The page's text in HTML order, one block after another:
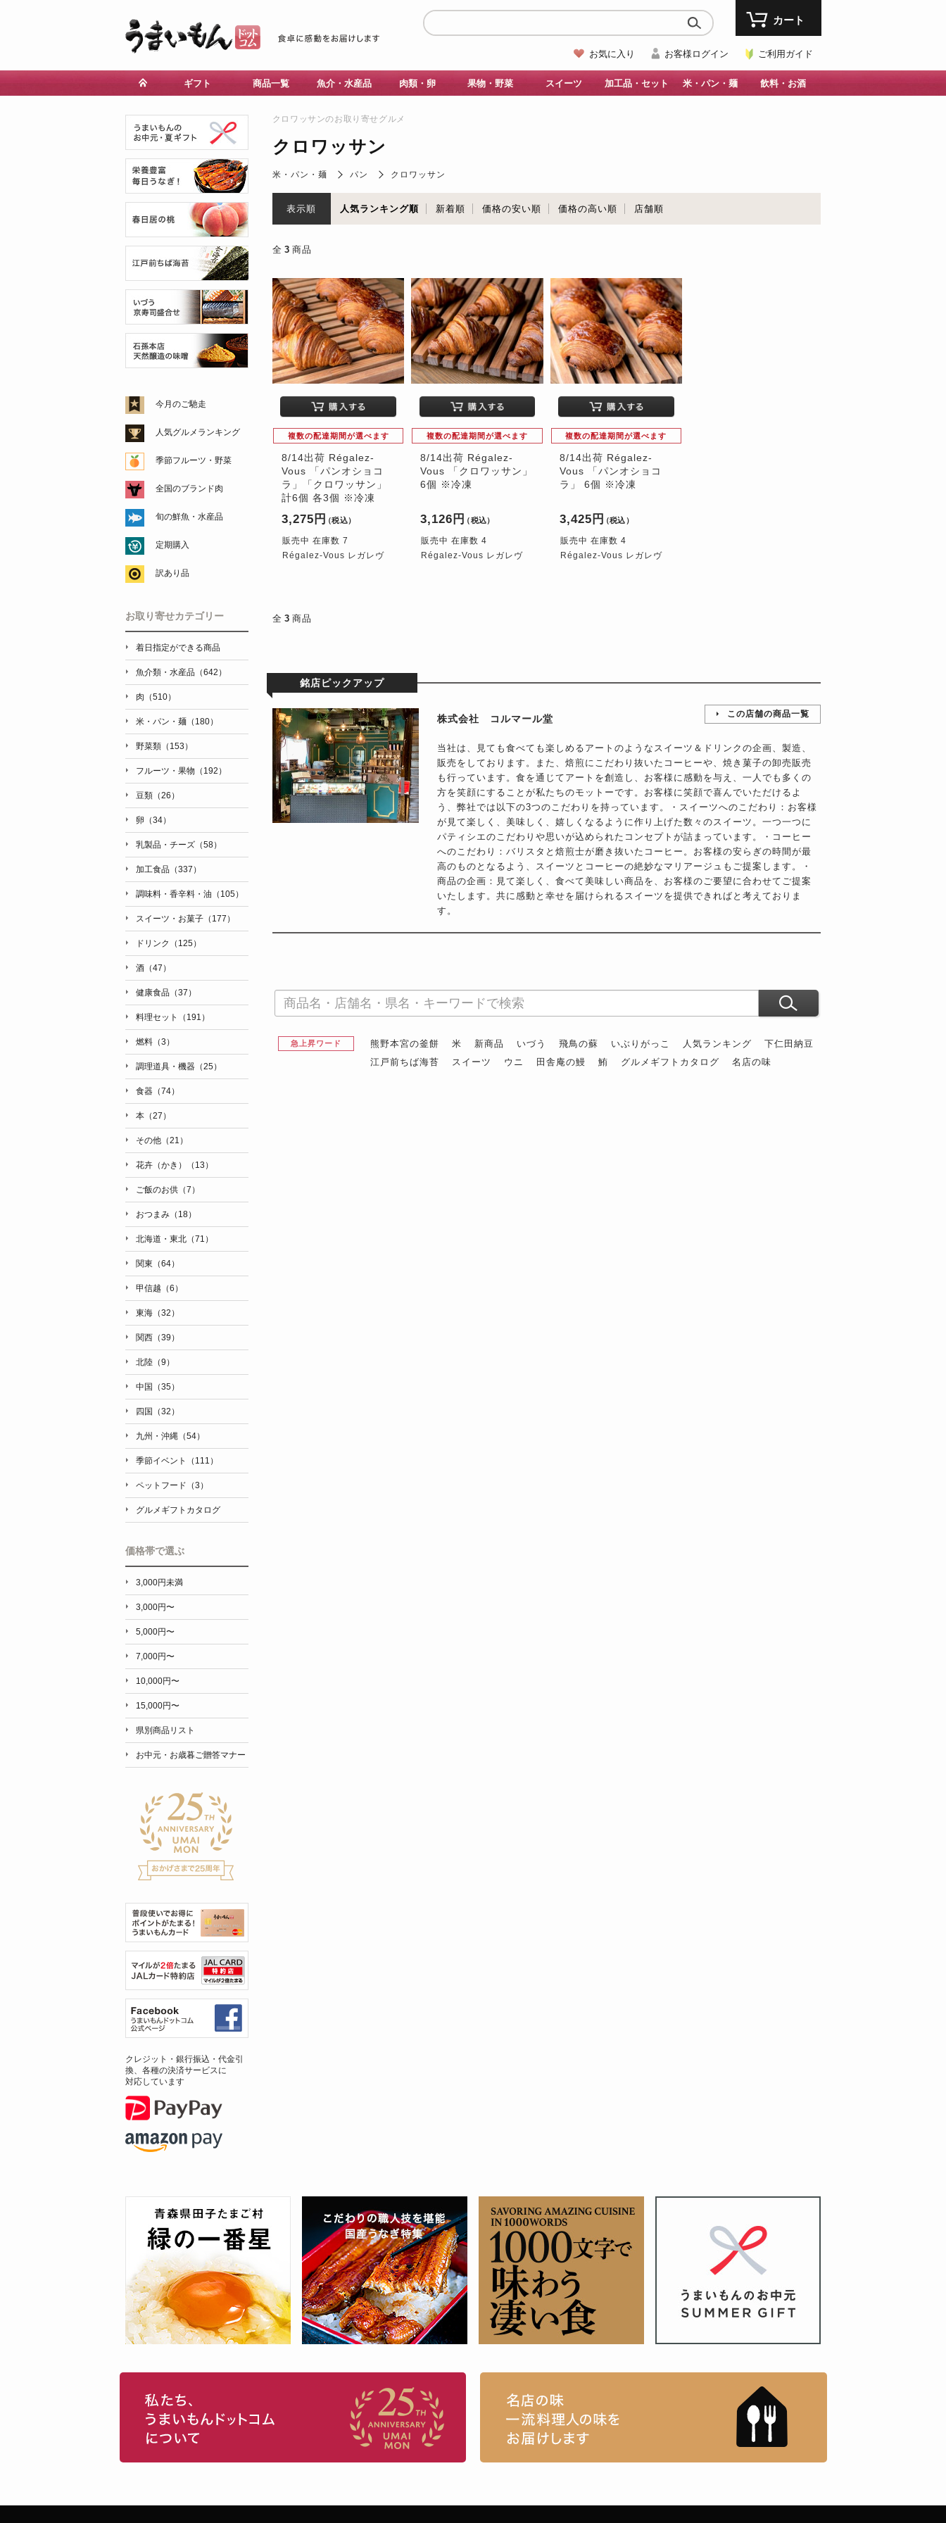
お気に入り お客様ログイン ご利用ガイド
カート
ギフト 商品一覧 魚介・水産品 肉類・卵 果物・野菜 スイーツ 加工品・セット 米・パン・麺 飲料・お酒
クロワッサンのお取り寄せグルメ
クロワッサン
米・パン・麺 パン クロワッサン
表示順 人気ランキング順 新着順 価格の安い順 価格の高い順 店舗順
全 3 商品
複数の配達期間が選べます
8/14出荷 Régalez-
Vous 「パンオショコ
ラ」「クロワッサン」
計6個 各3個 ※冷凍
3,275円（税込）
販売中 在庫数 7
Régalez-Vous レガレヴ
複数の配達期間が選べます
8/14出荷 Régalez-
Vous 「クロワッサン」
6個 ※冷凍
3,126円 （税込）
販売中 在庫数 4
Régalez-Vous レガレヴ
複数の配達期間が選べます
8/14出荷 Régalez-
Vous 「パンオショコ
ラ」 6個 ※冷凍
3,425円（税込）
販売中 在庫数 4
Régalez-Vous レガレヴ
全 3 商品
銘店ピックアップ
株式会社 コルマール堂 この店舗の商品一覧
当社は、見ても食べても楽しめるアートのようなスイーツ＆ドリンクの企画、製造、
販売をしております。また、焙煎にこだわり抜いたコーヒーや、焼き菓子の卸売販売
も行っています。食を通じてアートを創造し、お客様に感動を与え、一人でも多くの
方を笑顔にすることが私たちのモットーです。お客様に笑顔で喜んでいただけるよ
う、弊社では以下の3つのこだわりを持っています。・スイーツへのこだわり：お客様
が見て楽しく、美味しく、嬉しくなるように作り上げた数々のスイーツ。一つ一つに
パティシエのこだわりや思いが込められたコンセプトが詰まっています。・コーヒー
へのこだわり：バリスタと焙煎士が磨き抜いたコーヒー。お客様の安らぎの時間が最
高のものとなるよう、スイーツとコーヒーの絶妙なマリアージュもご提案します。・
商品の企画：見て楽しく、食べて美味しい商品を、お客様のご要望に合わせてご提案
いたします。共に感動と幸せを届けられるスイーツを提供できればと考えておりま
す。
急上昇ワード 熊野本宮の釜餅 米 新商品 いづう 飛鳥の蘇 いぶりがっこ 人気ランキング
下仁田納豆
江戸前ちば海苔
スイーツ ウニ 田舎庵の鰻 鮪 グルメギフトカタログ 名店の味
今月のご馳走
人気グルメランキング
季節フルーツ・野菜
全国のブランド肉
旬の鮮魚・水産品
定期購入
訳あり品
お取り寄せカテゴリー
着日指定ができる商品
魚介類・水産品（642）
肉（510）
米・パン・麺（180）
野菜類（153）
フルーツ・果物（192）
豆類（26）
卵（34）
乳製品・チーズ（58）
加工食品（337）
調味料・香辛料・油（105）
スイーツ・お菓子（177）
ドリンク（125）
酒（47）
健康食品（37）
料理セット（191）
燃料（3）
調理道具・機器（25）
食器（74）
本（27）
その他（21）
花卉（かき）（13）
ご飯のお供（7）
おつまみ（18）
北海道・東北（71）
関東（64）
甲信越（6）
東海（32）
関西（39）
北陸（9）
中国（35）
四国（32）
九州・沖縄（54）
季節イベント（111）
ペットフード（3）
グルメギフトカタログ
価格帯で選ぶ
3,000円未満
3,000円〜
5,000円〜
7,000円〜
10,000円〜
15,000円〜
県別商品リスト
お中元・お歳暮ご贈答マナー
クレジット・銀行振込・代金引
換、各種の決済サービスに
対応しています